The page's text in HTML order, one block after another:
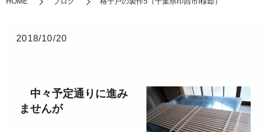
2018/10/20
中々予定通りに進み
ませんが